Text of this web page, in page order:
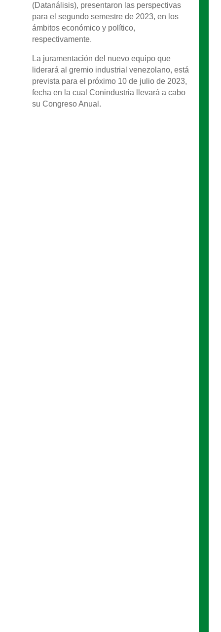
(Datanálisis), presentaron las perspectivas
para el segundo semestre de 2023, en los
ámbitos económico y político,
respectivamente.
La juramentación del nuevo equipo que
liderará al gremio industrial venezolano, está
prevista para el próximo 10 de julio de 2023,
fecha en la cual Conindustria llevará a cabo
su Congreso Anual.